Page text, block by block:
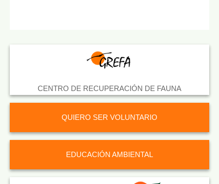
CENTRO DE RECUPERACIÓN DE FAUNA
QUIERO SER VOLUNTARIO
EDUCACIÓN AMBIENTAL